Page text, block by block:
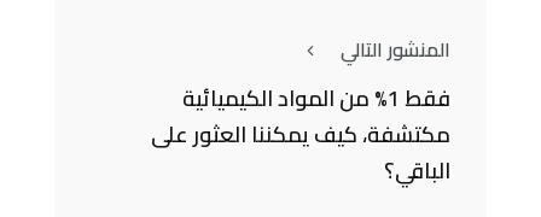
المنشور التالي
فقط 1% من المواد الكيميائية
مكتشفة، كيف يمكننا العثور على
الباقي؟